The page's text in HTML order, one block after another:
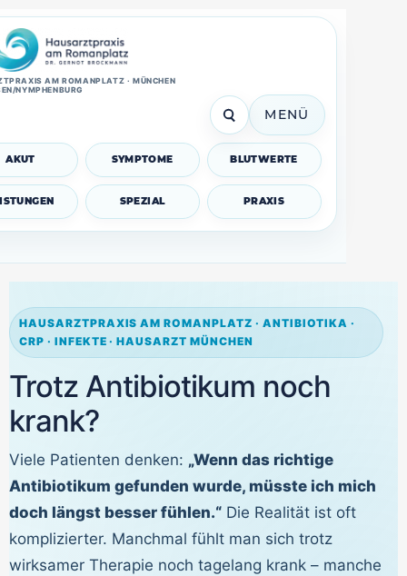
AM ROMANPLATZ · MÜNCHEN
NYMPHENBURG
AKUT SYMPTOME BLUTWERTE
SPEZIAL PRAXIS
MENÜ
HAUSARZTPRAXIS AM ROMANPLATZ · ANTIBIOTIKA ·
CRP · INFEKTE · HAUSARZT MÜNCHEN
Trotz Antibiotikum noch
krank?
Viele Patienten denken: „Wenn das richtige
Antibiotikum gefunden wurde, müsste ich mich
doch längst besser fühlen.“ Die Realität ist oft
komplizierter. Manchmal fühlt man sich trotz
wirksamer Therapie noch tagelang krank – manche